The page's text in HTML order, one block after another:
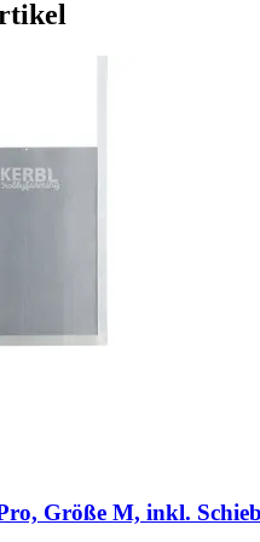
Größe M, inkl.